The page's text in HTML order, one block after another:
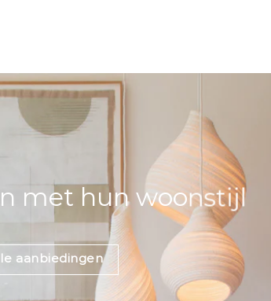
met hun woonstijl
aanbiedingen